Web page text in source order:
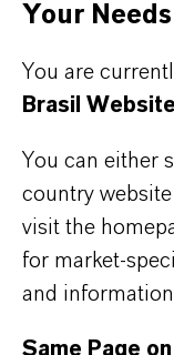
de produto
Your Needs
You are
Brasil Website
You can either
country
visit the
for market-
and
Same Page